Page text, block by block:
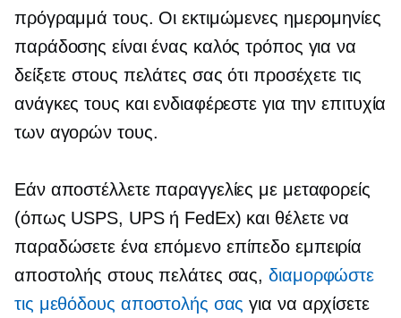
πρόγραμμά τους. Οι εκτιμώμενες ημερομηνίες
παράδοσης είναι ένας καλός τρόπος για να
δείξετε στους πελάτες σας ότι προσέχετε τις
ανάγκες τους και ενδιαφέρεστε για την επιτυχία
των αγορών τους.
Εάν αποστέλλετε παραγγελίες με μεταφορείς
(όπως USPS, UPS ή FedEx) και θέλετε να
παραδώσετε ένα επόμενο επίπεδο εμπειρία
αποστολής στους πελάτες σας,διαμορφώστε
τις μεθόδους αποστολής σας για να αρχίσετε